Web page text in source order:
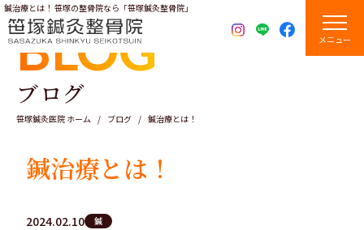
鍼治療とは！ 笹塚の整骨院なら「笹塚鍼灸整骨院」
メニュー
BLOG
ブログ
笹塚鍼灸医院 ホーム ブログ 鍼治療とは！
鍼治療とは！
2024.02.10 鍼